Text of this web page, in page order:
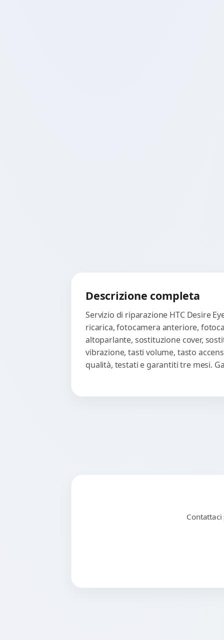
Descrizione completa
Servizio di riparazione HTC Desire
ricarica, fotocamera anteriore,
altoparlante, sostituzione cover,
vibrazione, tasti volume, tasto
qualità, testati e garantiti tre mesi.